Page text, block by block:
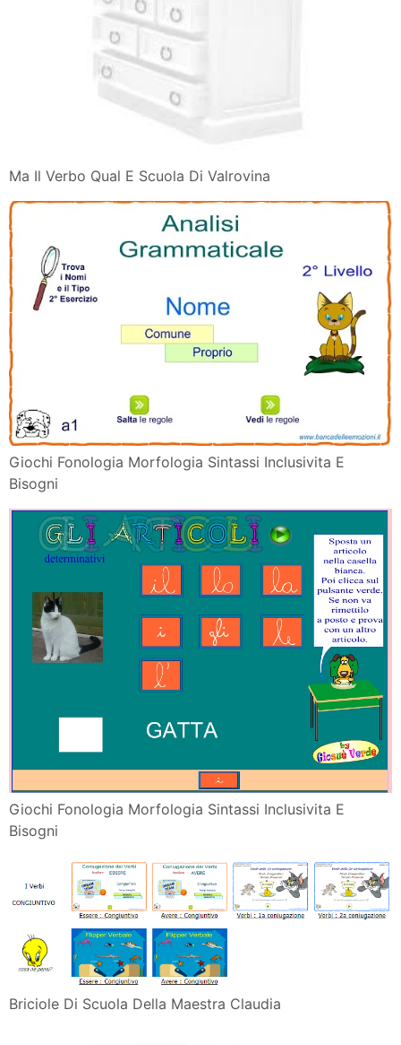
Ma Il Verbo Qual E Scuola Di Valrovina
Giochi Fonologia Morfologia Sintassi Inclusivita E
Bisogni
Giochi Fonologia Morfologia Sintassi Inclusivita E
Bisogni
Briciole Di Scuola Della Maestra Claudia